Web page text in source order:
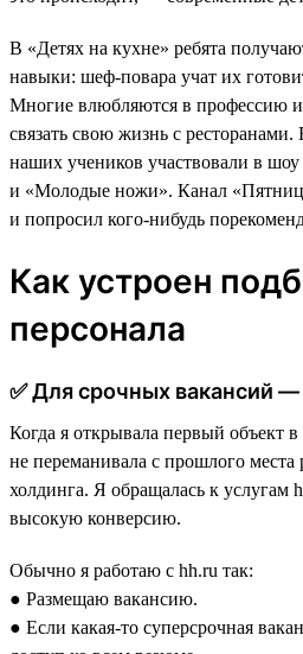
В «Детях на кухне» ребята
навыки: шеф-повара учат их
Многие влюбляются в профессию и
связать свою жизнь с
наших учеников участвовали в
и «Молодые ножи». Канал
и попросил кого-нибудь
Как устроен
персонала
✅ Для срочных вакансий
Когда я открывала первый объект в
не переманивала с прошлого места
холдинга. Я обращалась к услугам
высокую конверсию.
Обычно я работаю с hh.ru так:
● Размещаю вакансию.
● Если какая-то суперсрочная